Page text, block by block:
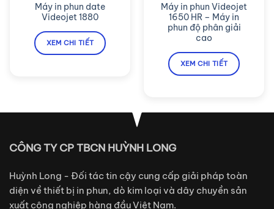
Máy in phun date
Videojet 1880
XEM CHI TIẾT
Máy in phun Videojet
1650 HR – Máy in
phun độ phân giải
cao
XEM CHI TIẾT
CÔNG TY CP TBCN HUỲNH LONG
Huỳnh Long - Đối tác tin cậy cung cấp giải pháp toàn
diện về thiết bị in phun, dò kim loại và dây chuyền sản
xuất công nghiệp hàng đầu Việt Nam.